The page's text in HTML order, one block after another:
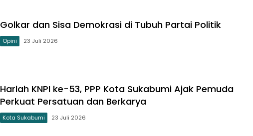
Golkar dan Sisa Demokrasi di Tubuh Partai Politik
Opini 23 Juli 2026
Harlah KNPI ke-53, PPP Kota Sukabumi Ajak Pemuda
Perkuat Persatuan dan Berkarya
Kota Sukabumi 23 Juli 2026